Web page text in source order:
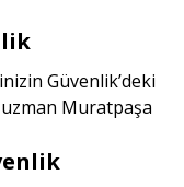
Güvenlik’deki
Muratpaşa